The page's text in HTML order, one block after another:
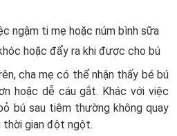
ngậm ti mẹ hoặc núm bình sữa
hoặc đẩy ra khi được cho bú
cha mẹ có thể nhận thấy bé bú
hoặc dễ cáu gắt. Khác với việc
bú sau tiêm thường không quay
thời gian đột ngột.